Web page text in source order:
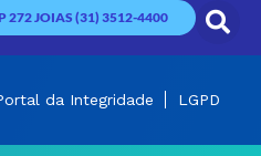
272 JOIAS (31) 3512-4400
da Integridade LGPD